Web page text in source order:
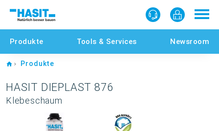
Produkte Tools & Services Newsroom
Home
Produkte
HASIT DIEPLAST 876
Klebeschaum